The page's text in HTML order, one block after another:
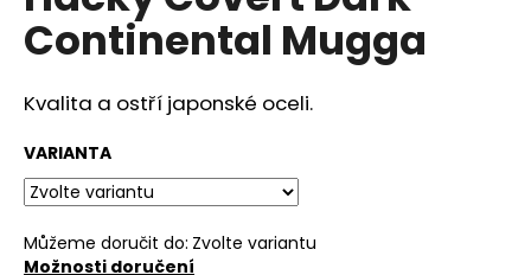
0,0
z
hvězdiček.
Continental Mugga
Kvalita a ostří japonské oceli.
VARIANTA
Můžeme doručit do: Zvolte variantu
Možnosti doručení
a
j
í
t
?